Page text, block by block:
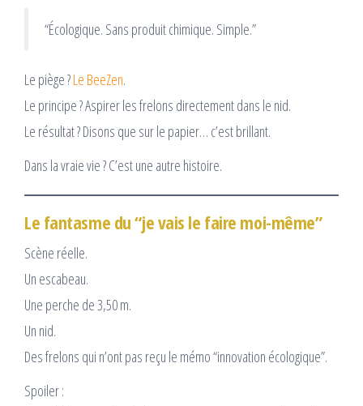
“Écologique. Sans produit chimique. Simple.”
Le piège ?Le BeeZen.
Le principe ? Aspirer les frelons directement dans le nid.
Le résultat ? Disons que sur le papier… c’est brillant.
Dans la vraie vie ? C’est une autre histoire.
Le fantasme du “je vais le faire moi-même”
Scène réelle.
Un escabeau.
Une perche de 3,50 m.
Un nid.
Des frelons qui n’ont pas reçu le mémo “innovation écologique”.
Spoiler :